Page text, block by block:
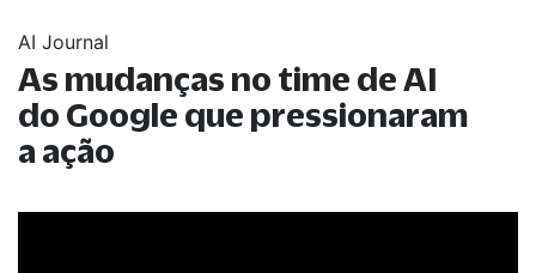
AI Journal
As mudanças no time de AI
do Google que pressionaram
a ação